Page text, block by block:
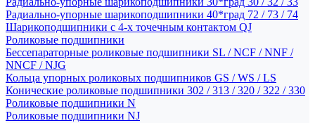
Радиально-упорные шарикоподшипники 40*град 72 / 73 / 74
Шарикоподшипники с 4-х точечным контактом QJ
Роликовые подшипники
Бессепараторные роликовые подшипники SL / NCF / NNF /
NNCF / NJG
Кольца упорных роликовых подшипников GS / WS / LS
Конические роликовые подшипники 302 / 313 / 320 / 322 / 330
Роликовые подшипники N
Роликовые подшипники NJ